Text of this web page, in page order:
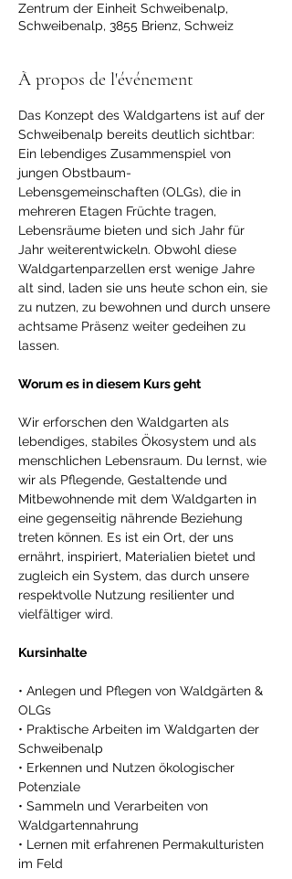
Zentrum der Einheit Schweibenalp,
Schweibenalp, 3855 Brienz, Schweiz
À propos de l'événement
Das Konzept des Waldgartens ist auf der
Schweibenalp bereits deutlich sichtbar:
Ein lebendiges Zusammenspiel von
jungen Obstbaum-
Lebensgemeinschaften (OLGs), die in
mehreren Etagen Früchte tragen,
Lebensräume bieten und sich Jahr für
Jahr weiterentwickeln. Obwohl diese
Waldgartenparzellen erst wenige Jahre
alt sind, laden sie uns heute schon ein, sie
zu nutzen, zu bewohnen und durch unsere
achtsame Präsenz weiter gedeihen zu
lassen.
Worum es in diesem Kurs geht
Wir erforschen den Waldgarten als
lebendiges, stabiles Ökosystem und als
menschlichen Lebensraum. Du lernst, wie
wir als Pflegende, Gestaltende und
Mitbewohnende mit dem Waldgarten in
eine gegenseitig nährende Beziehung
treten können. Es ist ein Ort, der uns
ernährt, inspiriert, Materialien bietet und
zugleich ein System, das durch unsere
respektvolle Nutzung resilienter und
vielfältiger wird.
Kursinhalte
• Anlegen und Pflegen von Waldgärten &
OLGs
• Praktische Arbeiten im Waldgarten der
Schweibenalp
• Erkennen und Nutzen ökologischer
Potenziale
• Sammeln und Verarbeiten von
Waldgartennahrung
• Lernen mit erfahrenen Permakulturisten
im Feld